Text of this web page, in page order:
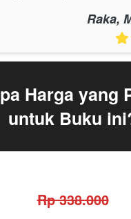
Raka,
Harga yang
untuk Buku
Rp 338.000